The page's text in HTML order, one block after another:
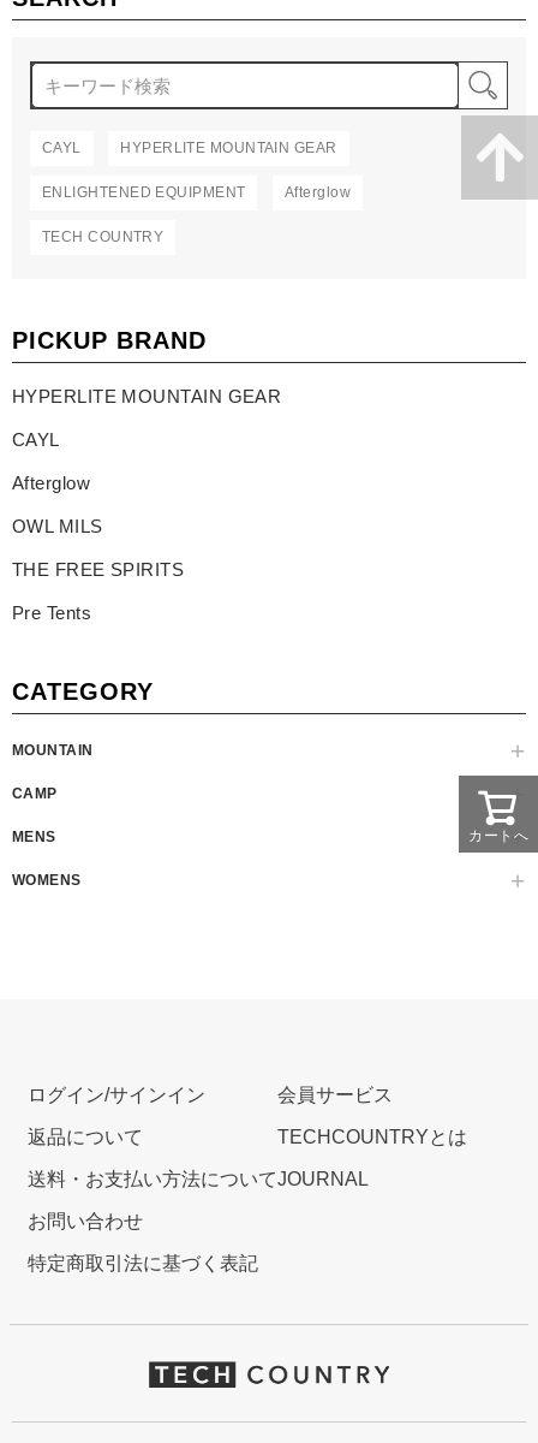
CAYL HYPERLITE MOUNTAIN GEAR
ENLIGHTENED EQUIPMENT Afterglow
TECH COUNTRY
PICKUP BRAND
HYPERLITE MOUNTAIN GEAR
CAYL
Afterglow
OWL MILS
THE FREE SPIRITS
Pre Tents
CATEGORY
MOUNTAIN
CAMP
MENS
WOMENS
カートへ
ログイン/サインイン
返品について
送料・お支払い方法について
お問い合わせ
特定商取引法に基づく表記
会員サービス
TECHCOUNTRYとは
JOURNAL